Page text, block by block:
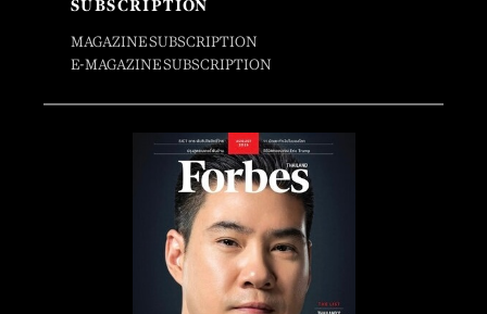
SUBSCRIPTION
MAGAZINE SUBSCRIPTION
E-MAGAZINE SUBSCRIPTION